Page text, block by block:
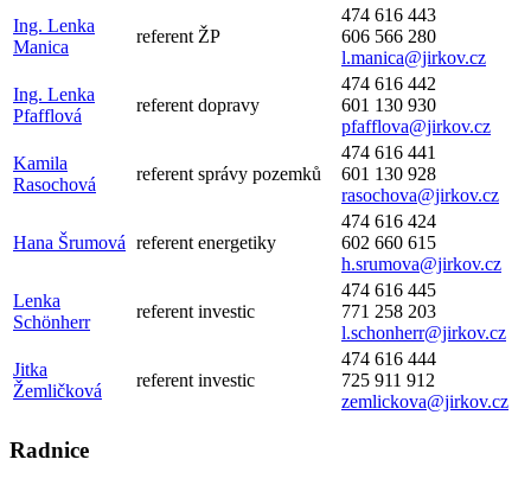
Ing. Lenka
Manica
referent ŽP
474 616 443
606 566 280
l.manica@jirkov.cz
Ing. Lenka
Pfafflová
referent dopravy
474 616 442
601 130 930
pfafflova@jirkov.cz
Kamila
Rasochová
referent správy pozemků
474 616 441
601 130 928
rasochova@jirkov.cz
Hana Šrumová referent energetiky
474 616 424
602 660 615
h.srumova@jirkov.cz
Lenka
Schönherr
referent investic
474 616 445
771 258 203
l.schonherr@jirkov.cz
Jitka
Žemličková
referent investic
474 616 444
725 911 912
zemlickova@jirkov.cz
Radnice